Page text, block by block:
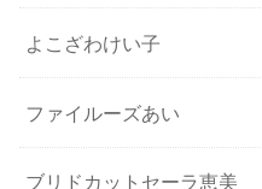
よこざわけい子
ファイルーズあい
ブリドカットセーラ恵美